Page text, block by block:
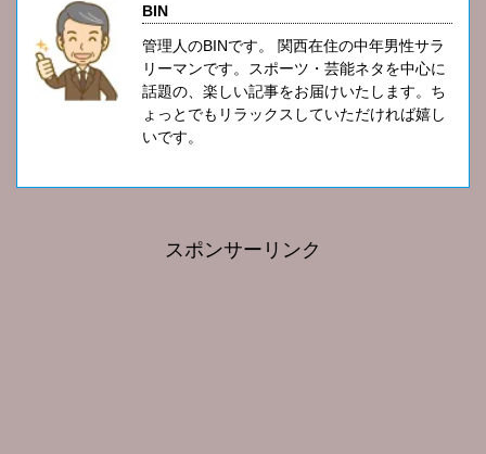
BIN
管理人のBINです。 関西在住の中年男性サラ
リーマンです。スポーツ・芸能ネタを中心に
話題の、楽しい記事をお届けいたします。ち
ょっとでもリラックスしていただければ嬉し
いです。
スポンサーリンク